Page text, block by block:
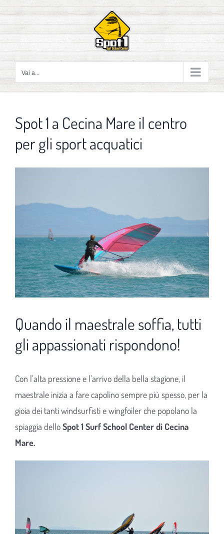
contenuto
Vai a...
Spot 1 a Cecina Mare il centro
per gli sport acquatici
Quando il maestrale soffia, tutti
gli appassionati rispondono!
Con l’alta pressione e l’arrivo della bella stagione, il
maestrale inizia a fare capolino sempre più spesso, per la
gioia dei tanti windsurfisti e wingfoiler che popolano la
spiaggia delloSpot 1 Surf School Center di Cecina
Mare.